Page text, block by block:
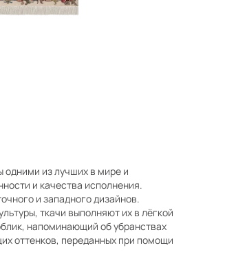
одними из лучших в мире и
и качества исполнения.
и западного дизайнов.
ткачи выполняют их в лёгкой
напоминающий об убранствах
оттенков, переданных при помощи